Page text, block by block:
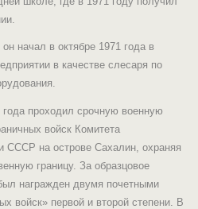
начал в октябре 1971 года в
в качестве слесаря по
проходил срочную военную
войск Комитета
СССР на острове Сахалин, охраняя
границу. За образцовое
награжден двумя почетными
войск» первой и второй степени. В